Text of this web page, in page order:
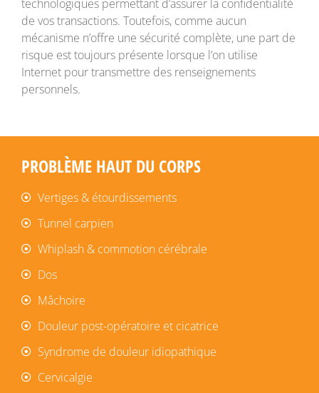
technologiques permettant d’assurer la confidentialité
de vos transactions. Toutefois, comme aucun
mécanisme n’offre une sécurité complète, une part de
risque est toujours présente lorsque l’on utilise
Internet pour transmettre des renseignements
personnels.
PROBLÈME HAUT DU CORPS
Vertiges & étourdissements
Tunnel carpien
Whiplash & commotion cérébrale
Dos
Mâchoire
Douleur post-opératoire et cicatrice
Syndrome de douleur idiopathique
Cervicalgie